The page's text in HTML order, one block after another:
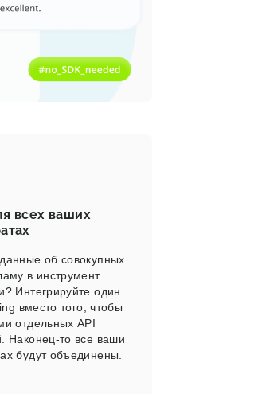
всех ваших
об совокупных
в инструмент
Интегрируйте один
вместо того, чтобы
отдельных API
Наконец-то все ваши
будут объединены.